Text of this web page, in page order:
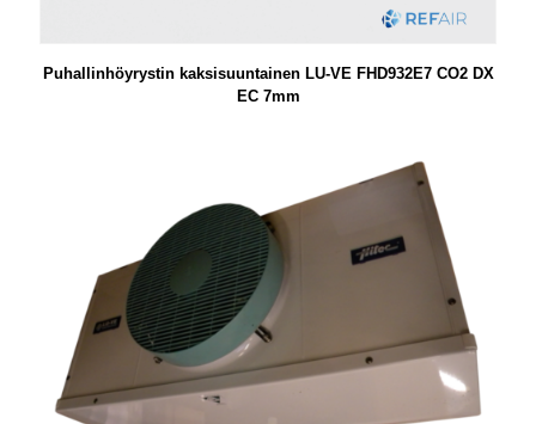
Puhallinhöyrystin kaksisuuntainen LU-VE FHD932E7 CO2 DX
EC 7mm